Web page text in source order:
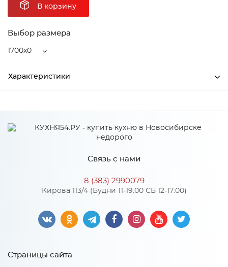
В корзину
Выбор размера
1700x0
Характеристики
Производитель МиФ
шимо светлый/Антарес
Количество упаковок: 9
Связь с нами
8 (383) 2990079
Кирова 113/4 (Будни 11-19:00 СБ 12-17:00)
Страницы сайта